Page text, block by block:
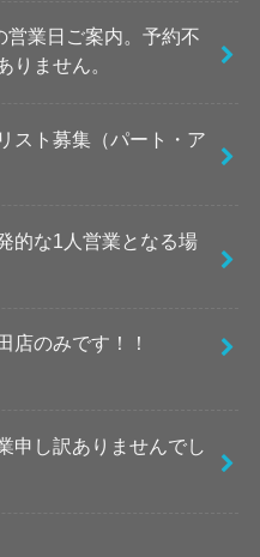
営業日ご案内。予約不
りません。
スト募集（パート・ア
的な1人営業となる場
店のみです！！
申し訳ありませんでし